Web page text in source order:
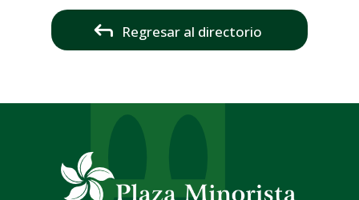
Regresar al directorio